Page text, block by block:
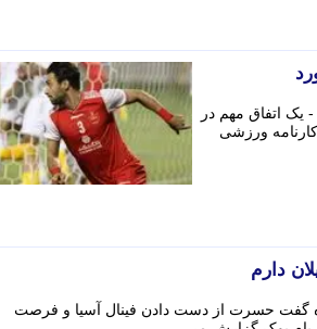
اتفاق مهم در
ورزشی
دارم
پس از ثبت رکورد 256 بازی برای باشگاه گفت حسرت از دست دادن فینال آسیا و فرصت